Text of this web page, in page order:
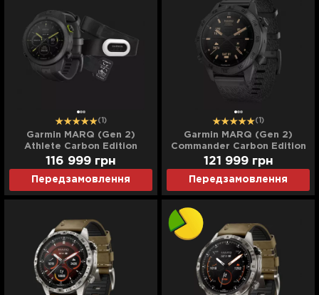
(1)
Garmin MARQ (Gen 2)
Athlete Carbon Edition
Передзамовлення
116 999 грн
(1)
Garmin MARQ (Gen 2)
Commander Carbon Edition
Передзамовлення
121 999 грн